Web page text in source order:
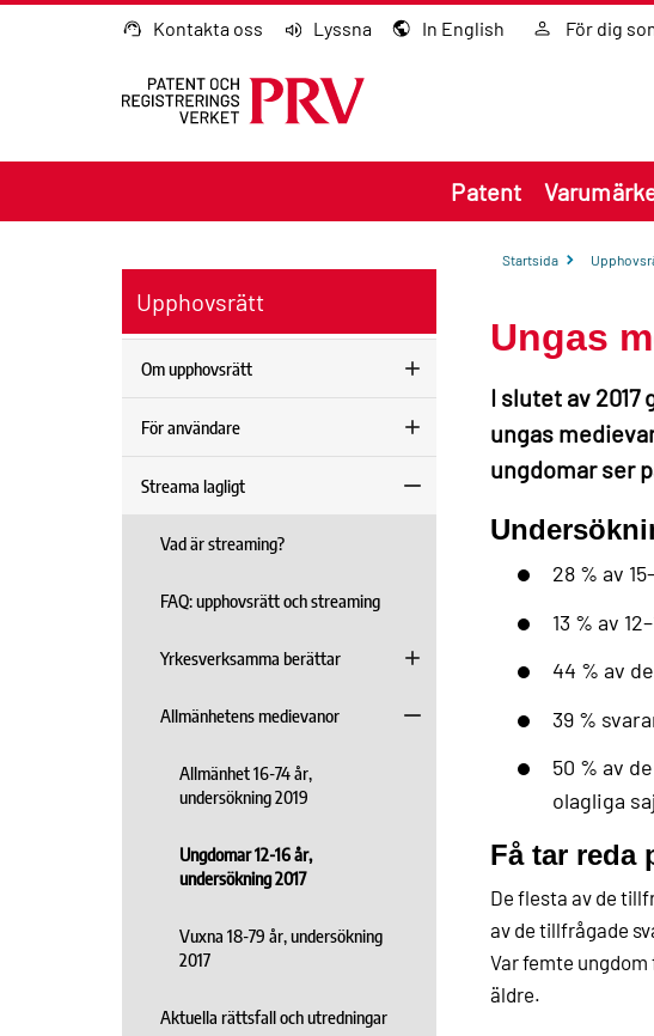
Gå till innehållet Kontakta oss Lyssna In English För dig
Patent
Upphovsrätt
Om upphovsrätt
För användare
Streama lagligt
Vad är streaming?
FAQ: upphovsrätt och streaming
Yrkesverksamma berättar
Allmänhetens medievanor
Allmänhet 16-74 år,
undersökning 2019
Ungdomar 12-16 år,
undersökning 2017
Vuxna 18-79 år, undersökning
2017
Aktuella rättsfall och utredningar
Startsida
Ungas
I slutet av
ungas
ungdomar ser
28 % av
13 % av
44 % av
39 %
50 % av
olagliga
Få tar reda
De flesta av de
av de tillfrågade
Var femte ungdom
äldre.